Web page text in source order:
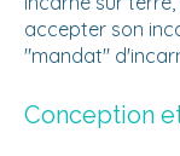
accepter son
"mandat"
Conception